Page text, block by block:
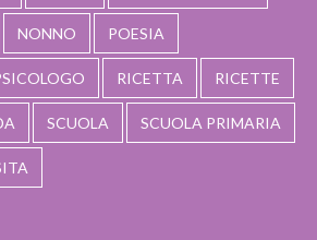
NONNO POESIA
RICETTA RICETTE
SCUOLA SCUOLA PRIMARIA